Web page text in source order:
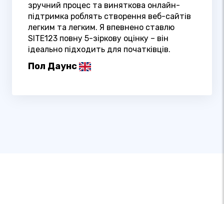
зручний процес та виняткова онлайн-
підтримка роблять створення веб-сайтів
легким та легким. Я впевнено ставлю
SITE123 повну 5-зіркову оцінку – він
ідеально підходить для початківців.
Пол Даунс